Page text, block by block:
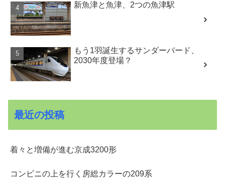
新魚津と魚津、2つの魚津駅
もう1羽誕生するサンダーバード、
2030年度登場？
最近の投稿
着々と増備が進む京成3200形
コンビニの上を行く房総カラーの209系